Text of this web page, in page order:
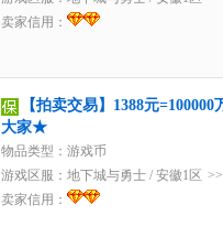
卖家信用：
【拍卖交易】1388元
大家★
物品类型：游戏币
游戏区服： 地下城与勇士 / 安徽1区
卖家信用：